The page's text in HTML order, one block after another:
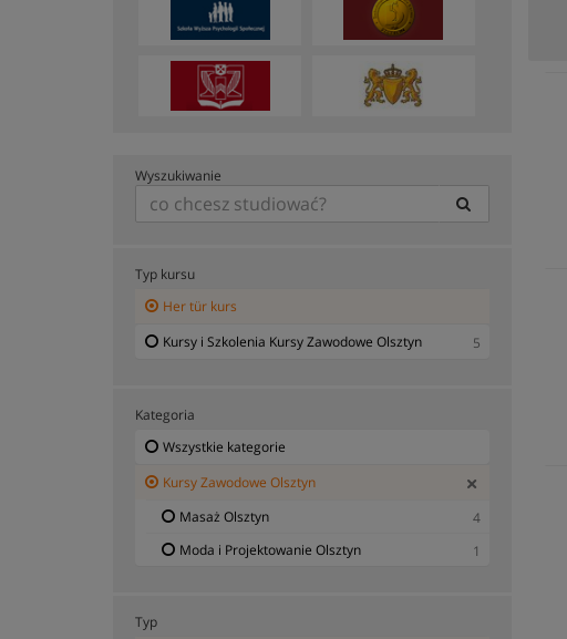
Wyszukiwanie
Typ kursu
Her tür kurs
Kursy i Szkolenia Kursy Zawodowe Olsztyn
5
Kategoria
Wszystkie kategorie
Kursy Zawodowe Olsztyn
Masaż Olsztyn
4
Moda i Projektowanie Olsztyn
1
Typ